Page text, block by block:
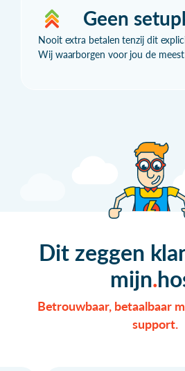
Geen
Nooit extra betalen tenzij dit
Wij waarborgen voor jou de
Dit zeggen
mijn
Betrouwbaar, betaalbaar
support.